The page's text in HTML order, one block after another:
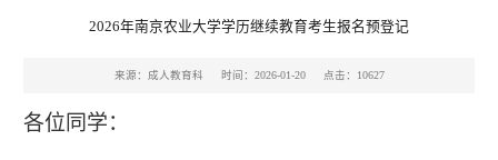
2026年南京农业大学学历继续教育考生报名预登记
来源：成人教育科 时间：2026-01-20 点击： 10627
各位同学：